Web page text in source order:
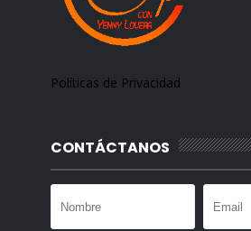
Políticas de Privacidad
CONTÁCTANOS